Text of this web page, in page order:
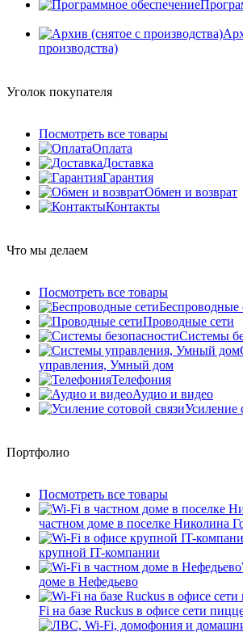
производства)
Уголок покупателя
Посмотреть все товары
Оплата
Доставка
Гарантия
Обмен и возврат
Контакты
Что мы делаем
Посмотреть все товары
Беспроводные
Проводные сети
Системы
управления, Умный дом
Телефония
Аудио и видео
Усиление
Портфолио
Посмотреть все товары
частном доме в поселке Николина
крупной IT-компании
доме в Нефедьево
Fi на базе Ruckus в офисе сети